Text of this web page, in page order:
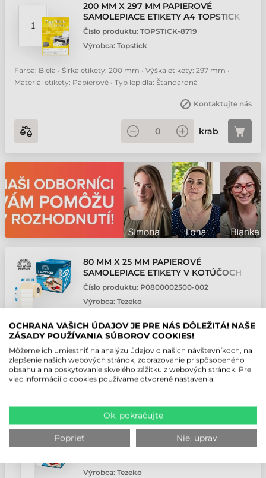
200 MM X 297 MM PAPIEROVÉ
SAMOLEPIACE ETIKETY A4 TOPSTICK
BIELA ( 100 HÁRKOV/BALENIE )
Číslo produktu: TOPSTICK-8719
Výrobca: Topstick
Farba: Biela • Šírka etikety: 200 mm • Výška etikety: 297 mm •
Materiál etikety: Papierové • Typ lepidla: Štandardná
Kontaktujte nás
krab
80 MM X 25 MM PAPIEROVÉ
SAMOLEPIACE ETIKETY V KOTÚČOCH
BIELA ( 1480 ETIKETY/KOTÚČ )
Číslo produktu: P0800002500-002
Výrobca: Tezeko
Vnútorný priemer cievky: 76 mm • Šírka etikety: 80 mm • Výška
etikety: 25 mm • Materiál etikety: Papierové
Kontaktujte nás
15 MM TEXTILNÉ KONTINUÁLNY
SPOTREBNÝ MATERIÁL TEZEKO BIELA
Výrobca: Tezeko
OCHRANA VAŠICH ÚDAJOV JE PRE NÁS DÔLEŽITÁ! NAŠE
ZÁSADY POUŽÍVANIA SÚBOROV COOKIES!
Môžeme ich umiestniť na analýzu údajov o našich návštevníkoch, na
zlepšenie našich webových stránok, zobrazovanie prispôsobeného
obsahu a na poskytovanie skvelého zážitku z webových stránok. Pre
viac informácií o cookies používame otvorené nastavenia.
Ok, pokračujte
Poprieť Nie, uprav